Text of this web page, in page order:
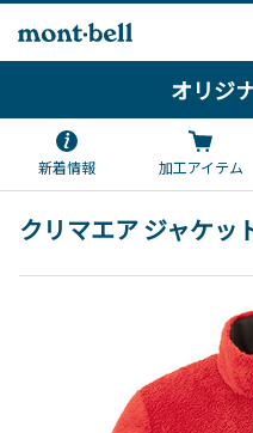
オリジ
新着情報 加工アイテム
クリマエア ジャケッ